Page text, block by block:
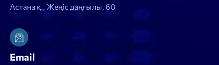
Астана қ., Жеңіс даңғылы, 60
Email